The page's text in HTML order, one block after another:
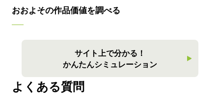
おおよその作品価値を調べる
サイト上で分かる！
かんたんシミュレーション
よくある質問